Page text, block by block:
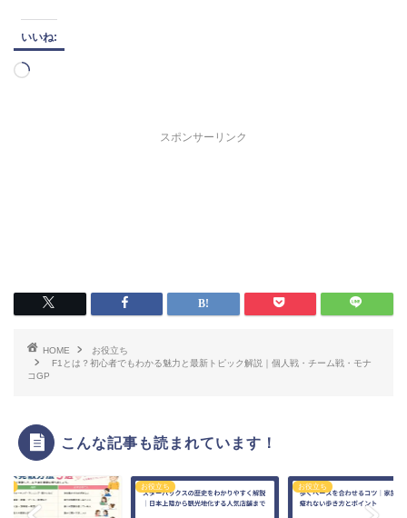
いいね:
読
スポンサーリンク
HOME
お役立ち
F1とは？初心者でもわかる魅力と最新トピック解説｜個人戦・チーム戦・モナ
コGP
こんな記事も読まれています！
お役立ち お役立ち